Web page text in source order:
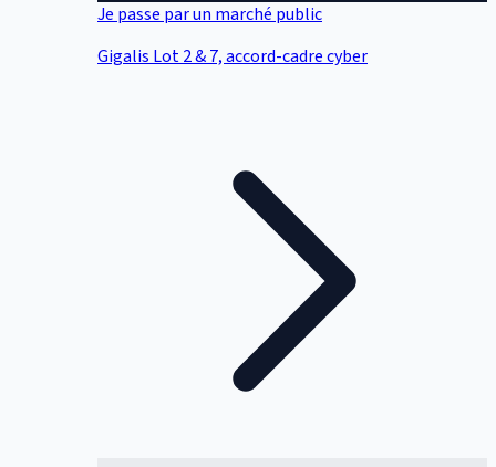
Je passe par un marché public
Gigalis Lot 2 & 7, accord-cadre cyber